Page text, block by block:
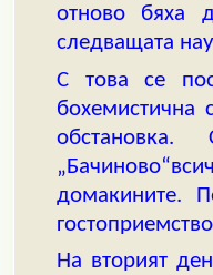
отново бяха
следващата
С това се
бохемистична
обстановка.
домакините.
На вторият